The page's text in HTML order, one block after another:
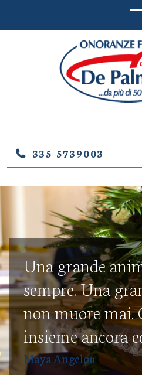
PALMA –
335 5739003
Una grande
sempre. Una
non muore mai.
insieme ancora
Maya Angelou